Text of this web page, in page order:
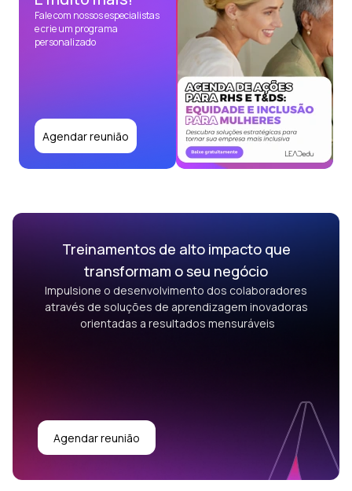
Fale com nossos especialistas
e crie um programa
personalizado
Agendar reunião
Treinamentos de alto impacto que
transformam o seu negócio
Impulsione o desenvolvimento dos colaboradores
através de soluções de aprendizagem inovadoras
orientadas a resultados mensuráveis
Agendar reunião